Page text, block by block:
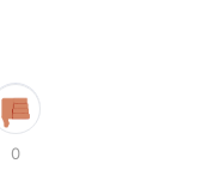
0